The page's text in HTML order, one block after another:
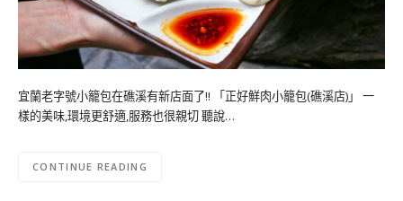
宜蘭老字號小籠包在礁溪有新店面了!! 「正好鮮肉小籠包(礁溪店)」 一
樣的美味,環境更舒適,服務也很親切 聽說…
CONTINUE READING